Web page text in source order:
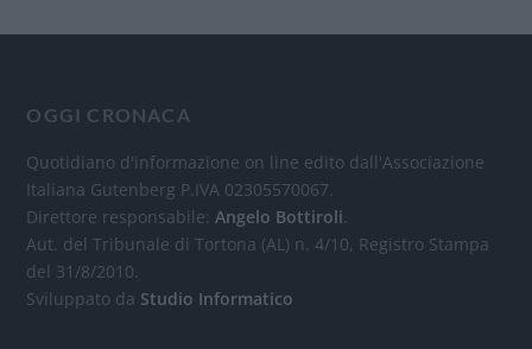
OGGI CRONACA
Quotidiano d'informazione on line edito dall'Associazione
Italiana Gutenberg P.IVA 02305570067.
Direttore responsabile:Angelo Bottiroli.
Aut. del Tribunale di Tortona (AL) n. 4/10, Registro Stampa
del 31/8/2010.
Sviluppato da Studio Informatico